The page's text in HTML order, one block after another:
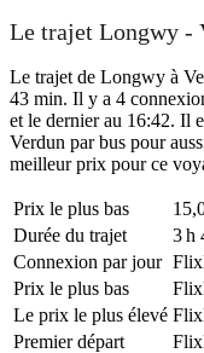
Le trajet Longwy -
Le trajet de Longwy à
43 min. Il y a 4
et le dernier au 16:42. Il
Verdun par bus pour
meilleur prix pour ce
Prix ​​le plus bas
Durée du trajet
3 h
Connexion par jour
Prix ​​le plus bas
Le prix le plus élevé
Premier départ